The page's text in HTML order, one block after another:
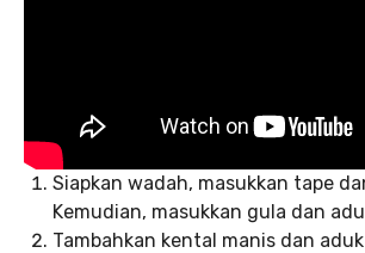
Siapkan wadah, masukkan tape
Kemudian, masukkan gula dan
Tambahkan kental manis dan